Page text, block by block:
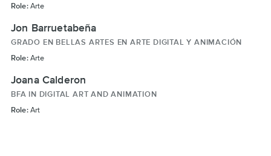
Role:Arte
Jon Barruetabeña
GRADO EN BELLAS ARTES EN ARTE DIGITAL Y ANIMACIÓN
Role:Arte
Joana Calderon
BFA IN DIGITAL ART AND ANIMATION
Role:Art